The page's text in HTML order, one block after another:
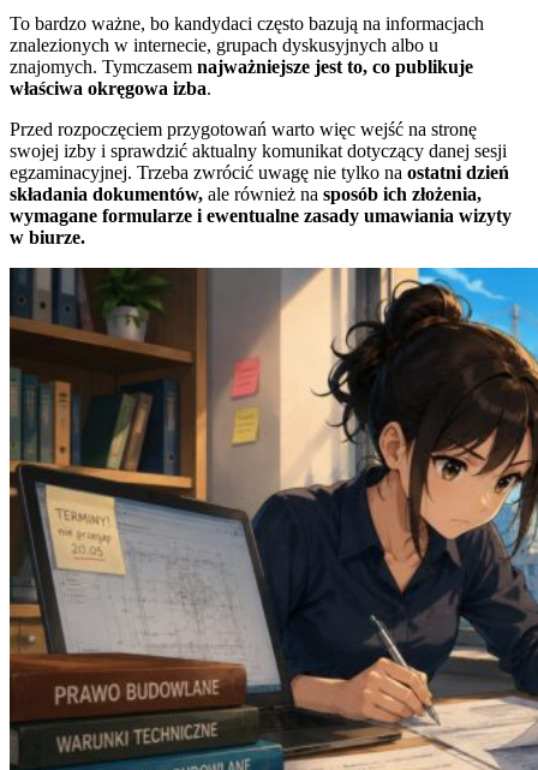
To bardzo ważne, bo kandydaci często bazują na informacjach
znalezionych w internecie, grupach dyskusyjnych albo u
znajomych. Tymczasem najważniejsze jest to, co publikuje
właściwa okręgowa izba.
Przed rozpoczęciem przygotowań warto więc wejść na stronę
swojej izby i sprawdzić aktualny komunikat dotyczący danej sesji
egzaminacyjnej. Trzeba zwrócić uwagę nie tylko na ostatni dzień
składania dokumentów, ale również na sposób ich złożenia,
wymagane formularze i ewentualne zasady umawiania wizyty
w biurze.